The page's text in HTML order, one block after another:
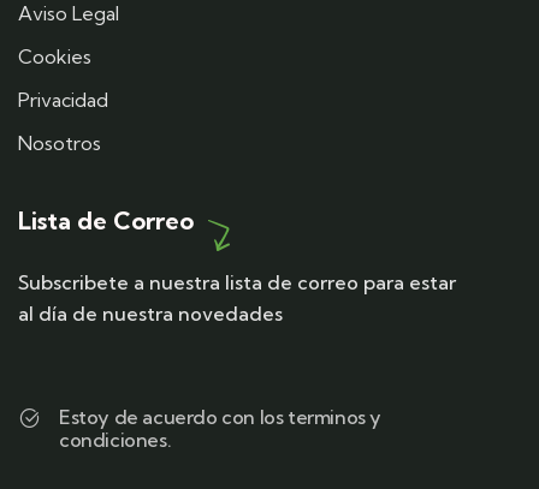
Aviso Legal
Cookies
Privacidad
Nosotros
Lista de Correo
Subscribete a nuestra lista de correo para estar
al día de nuestra novedades
Estoy de acuerdo con los terminos y
condiciones.